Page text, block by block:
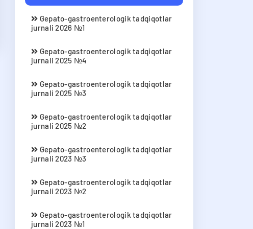
Gepato-gastroenterologik tadqiqotlar
jurnali 2026 №1
Gepato-gastroenterologik tadqiqotlar
jurnali 2025 №4
Gepato-gastroenterologik tadqiqotlar
jurnali 2025 №3
Gepato-gastroenterologik tadqiqotlar
jurnali 2025 №2
Gepato-gastroenterologik tadqiqotlar
jurnali 2023 №3
Gepato-gastroenterologik tadqiqotlar
jurnali 2023 №2
Gepato-gastroenterologik tadqiqotlar
jurnali 2023 №1